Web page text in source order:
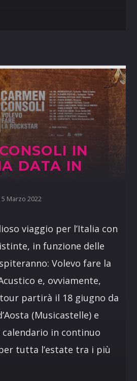
IN
DATA IN
5 Marzo 2022
viaggio per l’Italia con
in funzione delle
Volevo fare la
e, ovviamente,
partirà il 18 giugno da
(Musicastelle) e
in continuo
tutta l’estate tra i più